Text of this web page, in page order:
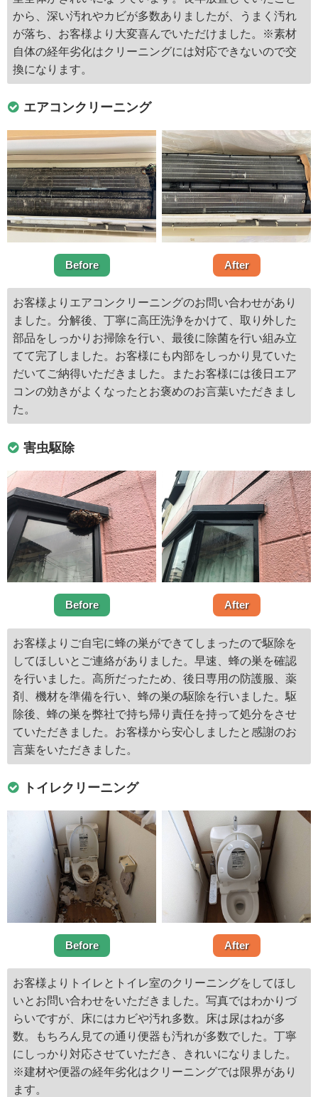
から、深い汚れやカビが多数ありましたが、うまく汚れ
が落ち、お客様より大変喜んでいただけました。※素材
自体の経年劣化はクリーニングには対応できないので交
換になります。
エアコンクリーニング
Before After
お客様よりエアコンクリーニングのお問い合わせがあり
ました。分解後、丁寧に高圧洗浄をかけて、取り外した
部品をしっかりお掃除を行い、最後に除菌を行い組み立
てて完了しました。お客様にも内部をしっかり見ていた
だいてご納得いただきました。またお客様には後日エア
コンの効きがよくなったとお褒めのお言葉いただきまし
た。
害虫駆除
Before After
お客様よりご自宅に蜂の巣ができてしまったので駆除を
してほしいとご連絡がありました。早速、蜂の巣を確認
を行いました。高所だったため、後日専用の防護服、薬
剤、機材を準備を行い、蜂の巣の駆除を行いました。駆
除後、蜂の巣を弊社で持ち帰り責任を持って処分をさせ
ていただきました。お客様から安心しましたと感謝のお
言葉をいただきました。
トイレクリーニング
Before After
お客様よりトイレとトイレ室のクリーニングをしてほし
いとお問い合わせをいただきました。写真ではわかりづ
らいですが、床にはカビや汚れ多数。床は尿はねが多
数。もちろん見ての通り便器も汚れが多数でした。丁寧
にしっかり対応させていただき、きれいになりました。
※建材や便器の経年劣化はクリーニングでは限界があり
ます。